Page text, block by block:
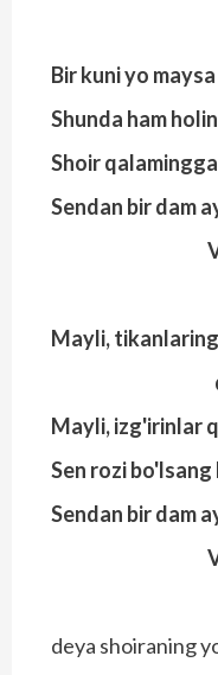
Bir kuni yo
Shunda ham
Shoir
Sendan bir dam
Mayli,
Mayli, izg'irinlar
Sen rozi bo'lsang
Sendan bir dam
deya shoiraning